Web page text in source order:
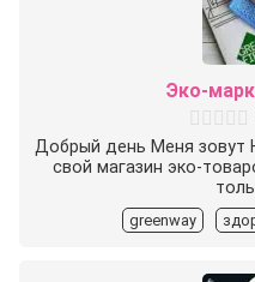
Эко-
Добрый день Меня зовут
свой магазин эко-
greenway